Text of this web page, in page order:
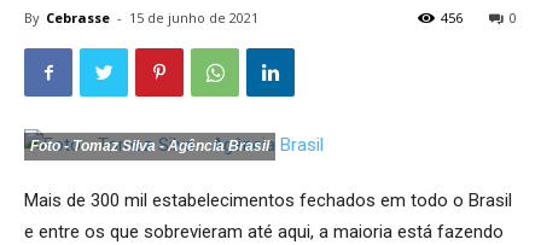
By Cebrasse - 15 de junho de 2021 0
456
Foto - Tomaz Silva - Agência Brasil
Mais de 300 mil estabelecimentos fechados em todo o Brasil
e entre os que sobrevieram até aqui, a maioria está fazendo